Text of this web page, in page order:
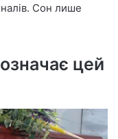
Сон лише
цей